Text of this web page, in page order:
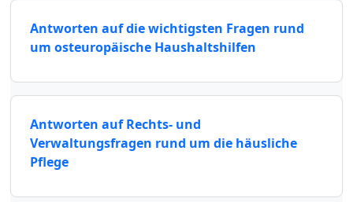
Antworten auf die wichtigsten Fragen rund
um osteuropäische Haushaltshilfen
Antworten auf Rechts- und
Verwaltungsfragen rund um die häusliche
Pflege